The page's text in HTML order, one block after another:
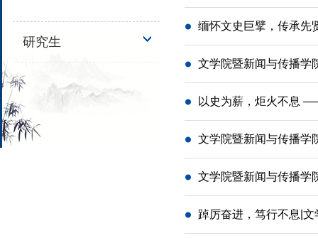
研究生
缅怀文史巨擘，传承先
文学院暨新闻与传播学
以史为薪，炬火不息
文学院暨新闻与传播学
文学院暨新闻与传播学
踔厉奋进，笃行不息|